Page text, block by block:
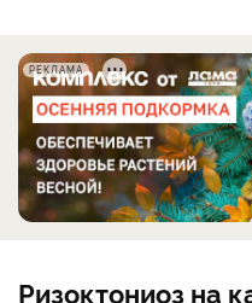
РЕКЛАМА
Ризоктониоз на